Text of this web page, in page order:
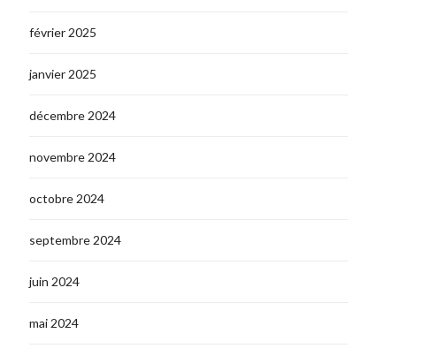
février 2025
janvier 2025
décembre 2024
novembre 2024
octobre 2024
septembre 2024
juin 2024
mai 2024